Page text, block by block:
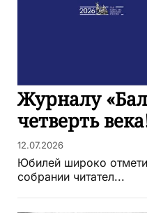
Журналу
четверть
12.07.2026
Юбилей широко
собрании читател...